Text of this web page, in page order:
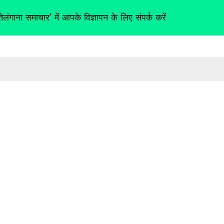
समाचार' में आपके विज्ञापन के लिए संपर्क करें